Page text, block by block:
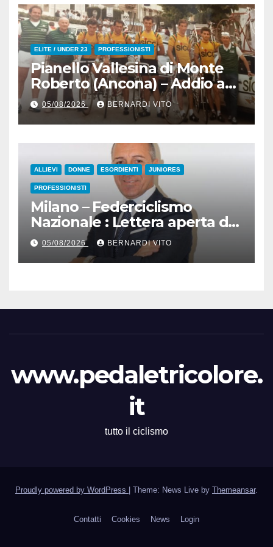
ELITE / UNDER 23 PROFESSIONISTI
Pianello Vallesina di Monte
Roberto (Ancona) – Addio ad
Alderino Bartoloni, Direttore
Sportivo rigorosamente
Gentile
05/08/2026 BERNARDI VITO
ALLIEVI DONNE ESORDIENTI JUNIORES
PROFESSIONISTI
Milano – Federciclismo
Nazionale : Lettera aperta del
Presidente Cordiano
Dagnoni
05/08/2026 BERNARDI VITO
www.pedaletricolore.
it
tutto il ciclismo
Proudly powered by WordPress Theme: News Live by Themeansar.
Contatti Cookies News Login